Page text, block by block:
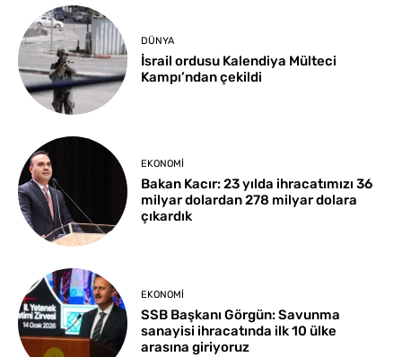
DÜNYA
İsrail ordusu Kalendiya Mülteci
Kampı’ndan çekildi
EKONOMI
Bakan Kacır: 23 yılda ihracatımızı 36
milyar dolardan 278 milyar dolara
çıkardık
EKONOMI
SSB Başkanı Görgün: Savunma
sanayisi ihracatında ilk 10 ülke
arasına giriyoruz